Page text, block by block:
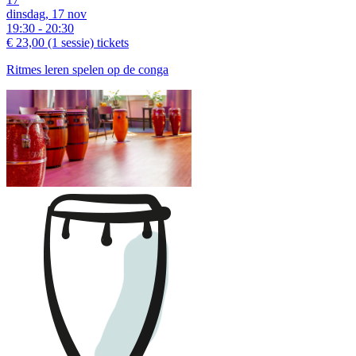
dinsdag, 17 nov
19:30 - 20:30
€ 23,00 (1 sessie) tickets
Ritmes leren spelen op de conga